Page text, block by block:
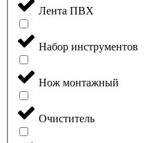
Лента ПВХ
Набор инструментов
Нож монтажный
Очиститель